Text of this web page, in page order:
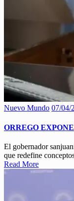
Nuevo Mundo 07/04/
ORREGO
El gobernador
que redefine
Read More